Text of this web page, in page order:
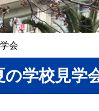
会
の学校見学